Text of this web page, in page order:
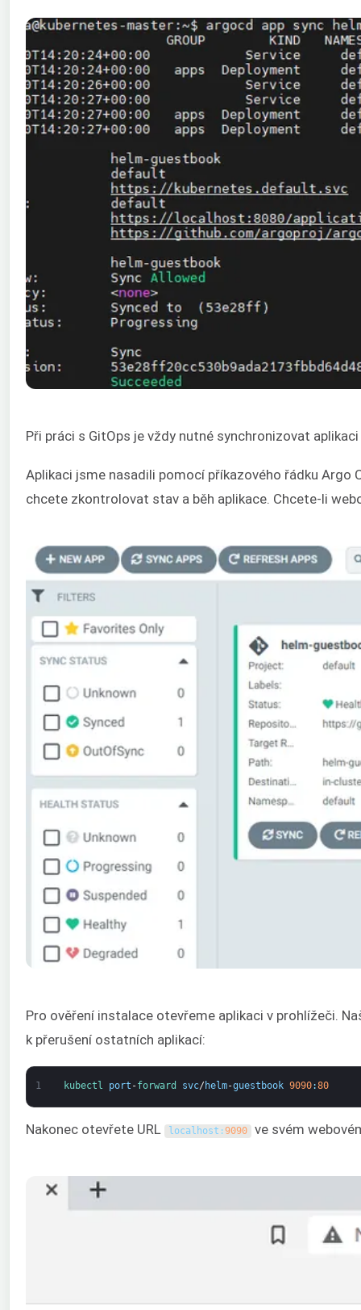
Při práci s GitOps je vždy nutné synchronizovat
Aplikaci jsme nasadili pomocí příkazového řádku Argo
chcete zkontrolovat stav a běh aplikace. Chcete-li
Pro ověření instalace otevřeme aplikaci v prohlížeči.
k přerušení ostatních aplikací:
1 kubectl port -forward svc/ helm-guestbook 9090:80
Nakonec otevřete URL localhost :9090 ve svém